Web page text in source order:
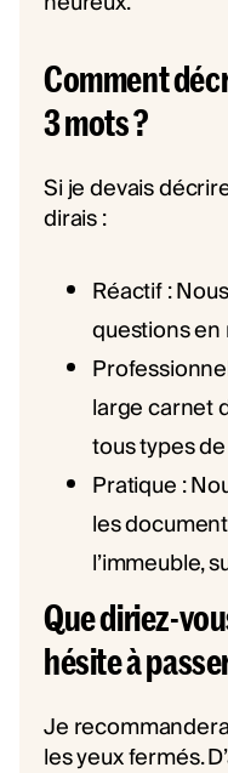
Comment
3 mots ?
Si je devais
dirais :
Réactif :
questions en
large carnet
tous types
Pratique :
les
l’immeuble,
Que diriez-
hésite à
Je
les yeux fermés.